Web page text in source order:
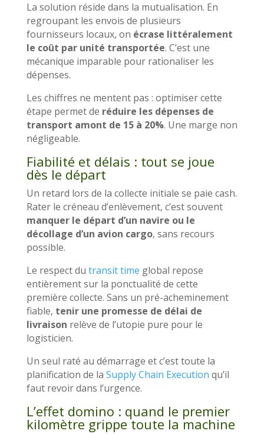
La solution réside dans la mutualisation. En
regroupant les envois de plusieurs
fournisseurs locaux, on écrase littéralement
le coût par unité transportée. C’est une
mécanique imparable pour rationaliser les
dépenses.
Les chiffres ne mentent pas : optimiser cette
étape permet de réduire les dépenses de
transport amont de 15 à 20%. Une marge non
négligeable.
Fiabilité et délais : tout se joue
dès le départ
Un retard lors de la collecte initiale se paie cash.
Rater le créneau d’enlèvement, c’est souvent
manquer le départ d’un navire ou le
décollage d’un avion cargo, sans recours
possible.
Le respect du transit time global repose
entièrement sur la ponctualité de cette
première collecte. Sans un pré-acheminement
fiable, tenir une promesse de délai de
livraison relève de l’utopie pure pour le
logisticien.
Un seul raté au démarrage et c’est toute la
planification de la Supply Chain Execution qu’il
faut revoir dans l’urgence.
L’effet domino : quand le premier
kilomètre grippe toute la machine